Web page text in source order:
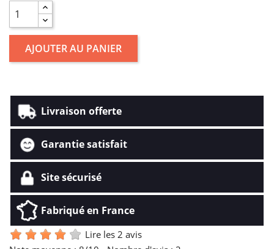
AJOUTER AU PANIER
Livraison offerte
Garantie satisfait
Site sécurisé
Fabriqué en France
Lire les 2 avis